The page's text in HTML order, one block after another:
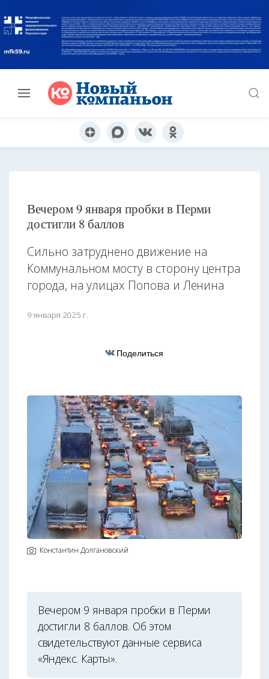
Вечером 9 января пробки в Перми
достигли 8 баллов
Сильно затруднено движение на
Коммунальном мосту в сторону центра
города, на улицах Попова и Ленина
9 января 2025 г.
Поделиться
Константин Долгановский
Вечером 9 января пробки в Перми
достигли 8 баллов. Об этом
свидетельствуют данные сервиса
«Яндекс. Карты».